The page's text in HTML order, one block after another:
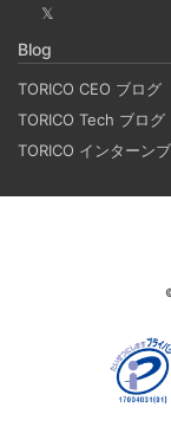
とで、Reactの
コストで構築し
を目的としていま
ホーリンラブ
ラブブックスが
2024年の
2025-02-17
TORICOでは、
𝕏
Blog
TORICO CEO ブログ
TORICO Tech ブログ
TORICO インターン